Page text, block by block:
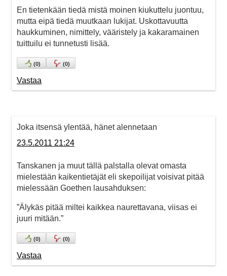
En tietenkään tiedä mistä moinen kiukuttelu juontuu,
mutta eipä tiedä muutkaan lukijat. Uskottavuutta
haukkuminen, nimittely, vääristely ja kakaramainen
tuittuilu ei tunnetusti lisää.
(0) (0)
Vastaa
Joka itsensä ylentää, hänet alennetaan
23.5.2011 21:24
Tanskanen ja muut tällä palstalla olevat omasta
mielestään kaikentietäjät eli skepoilijat voisivat pitää
mielessään Goethen lausahduksen:
”Älykäs pitää miltei kaikkea naurettavana, viisas ei
juuri mitään.”
(0) (0)
Vastaa